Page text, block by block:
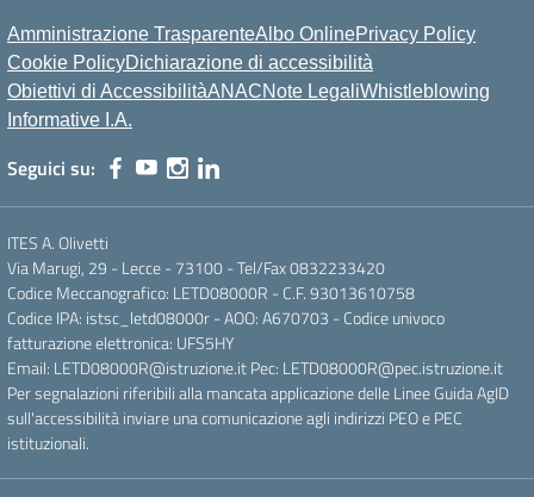
Amministrazione TrasparenteAlbo OnlinePrivacy Policy
Cookie PolicyDichiarazione di accessibilità
Obiettivi di AccessibilitàANACNote LegaliWhistleblowing
Informative I.A.
Seguici su:
ITES A. Olivetti
Via Marugi, 29 - Lecce - 73100 - Tel/Fax 0832233420
Codice Meccanografico: LETD08000R - C.F. 93013610758
Codice IPA: istsc_letd08000r - AOO: A670703 - Codice univoco
fatturazione elettronica: UFS5HY
Email: LETD08000R@istruzione.it Pec: LETD08000R@pec.istruzione.it
Per segnalazioni riferibili alla mancata applicazione delle Linee Guida AgID
sull'accessibilità inviare una comunicazione agli indirizzi PEO e PEC
istituzionali.